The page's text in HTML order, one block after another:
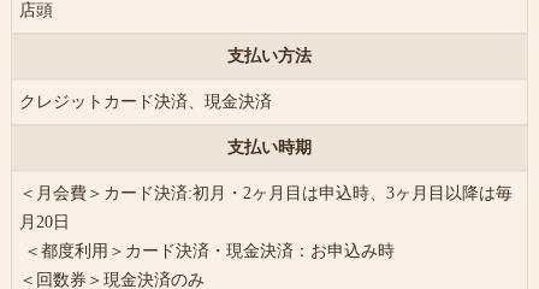
店頭
支払い方法
クレジットカード決済、現金決済
支払い時期
＜月会費＞カード決済:初月・2ヶ月目は申込時、3ヶ月目以降は毎
月20日
＜都度利用＞カード決済・現金決済：お申込み時
＜回数券＞現金決済のみ